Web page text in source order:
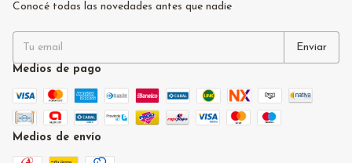
Conocé todas las novedades antes que nadie
Medios de pago
Medios de envío